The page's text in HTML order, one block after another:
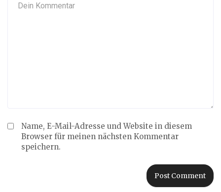
Name, E-Mail-Adresse und Website in diesem
Browser für meinen nächsten Kommentar
speichern.